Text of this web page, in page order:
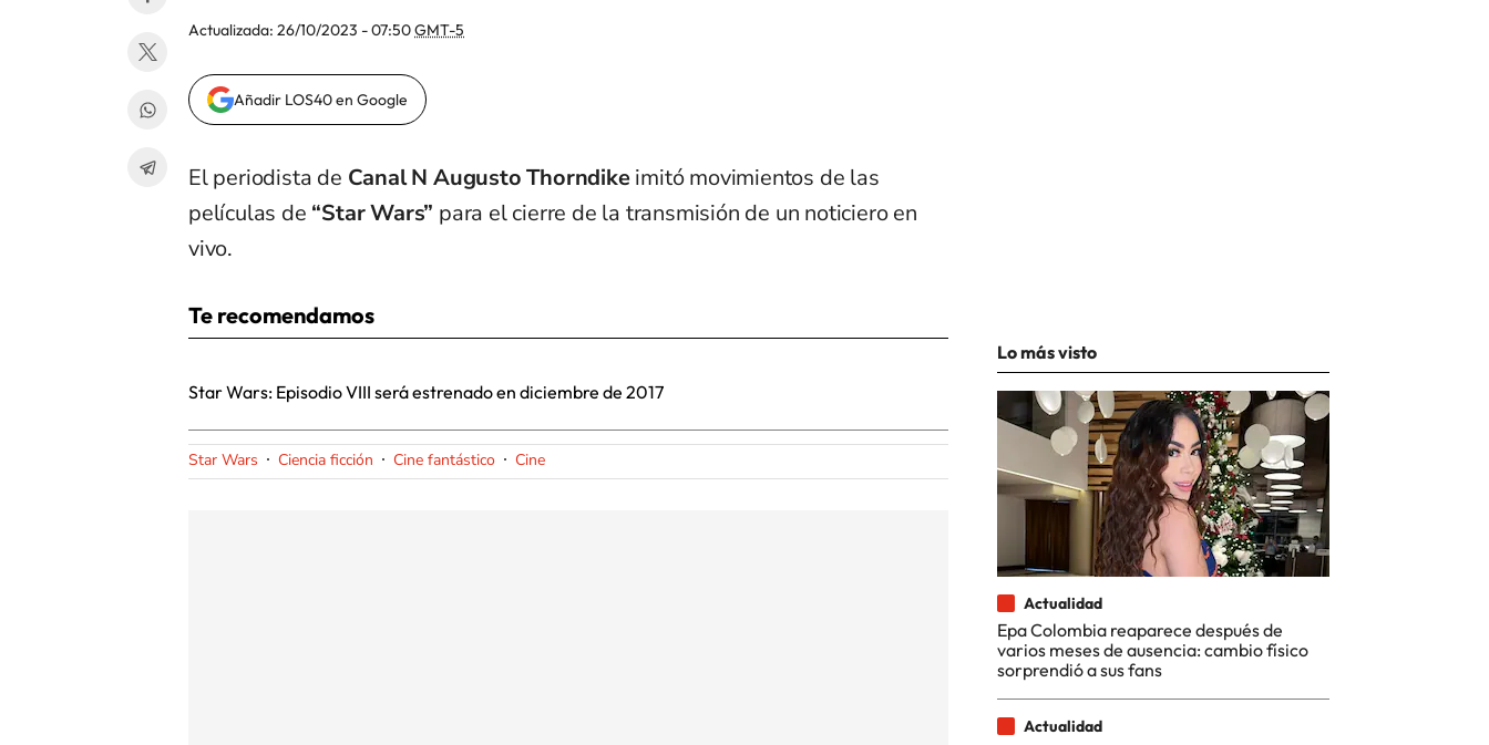
Actualizada: 26/10/2023 - 07:50GMT-5
Añadir LOS40 en Google
El periodista de Canal N Augusto Thorndikeimitó movimientos de las
películas de “Star Wars” para el cierre de la transmisión de un noticiero en
vivo.
Te recomendamos
Star Wars: Episodio VIII será estrenado en diciembre de 2017
Star Wars Ciencia ficción Cine fantástico Cine
Lo más visto
Actualidad
Epa Colombia reaparece después de
varios meses de ausencia: cambio físico
sorprendió a sus fans
Actualidad